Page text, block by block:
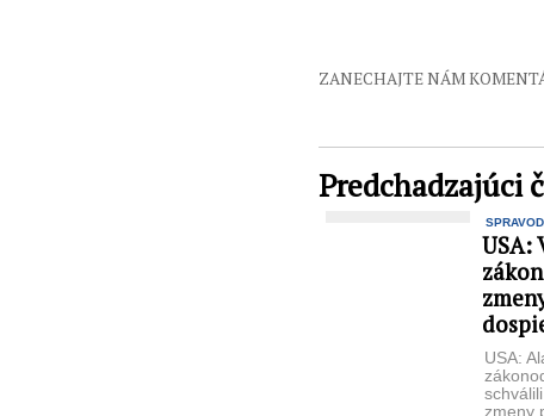
ZANECHAJTE NÁM
Predchadzajúci
USA:
USA:
zmeny